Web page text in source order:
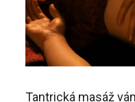
Tantrická masáž